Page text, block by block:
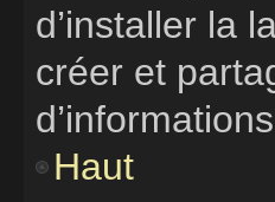
d’installer la
créer et
Haut